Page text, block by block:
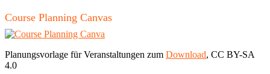
Course Planning Canvas
Planungsvorlage für Veranstaltungen zum Download, CC BY-SA
4.0